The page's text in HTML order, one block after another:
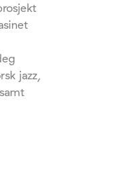
jazz,